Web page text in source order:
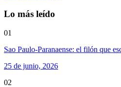
Lo más leído
01
Sao Paulo-Paranaense: el filón que
25 de junio, 2026
02